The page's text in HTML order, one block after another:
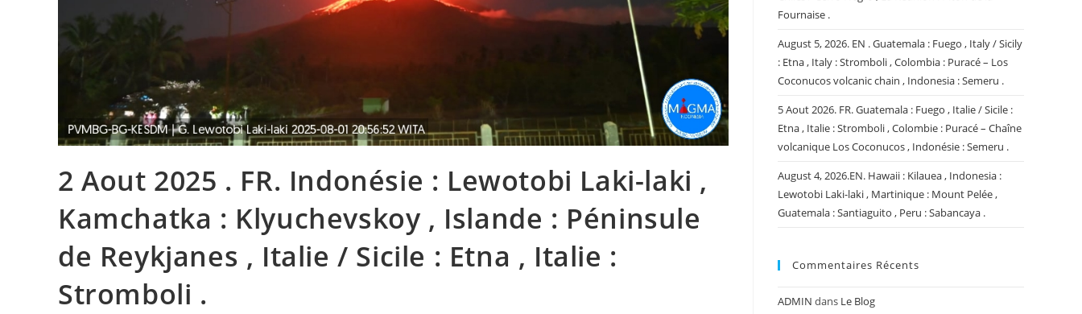
2 Aout 2025 . FR. Indonésie : Lewotobi Laki-laki ,
Kamchatka : Klyuchevskoy , Islande : Péninsule
de Reykjanes , Italie / Sicile : Etna , Italie :
Stromboli .
Fournaise .
August 5, 2026. EN . Guatemala : Fuego , Italy / Sicily
: Etna , Italy : Stromboli , Colombia : Puracé – Los
Coconucos volcanic chain , Indonesia : Semeru .
5 Aout 2026. FR. Guatemala : Fuego , Italie / Sicile :
Etna , Italie : Stromboli , Colombie : Puracé – Chaîne
volcanique Los Coconucos , Indonésie : Semeru .
August 4, 2026.EN. Hawaii : Kilauea , Indonesia :
Lewotobi Laki-laki , Martinique : Mount Pelée ,
Guatemala : Santiaguito , Peru : Sabancaya .
Commentaires Récents
ADMIN dans Le Blog